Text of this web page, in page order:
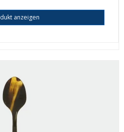
anzeigen